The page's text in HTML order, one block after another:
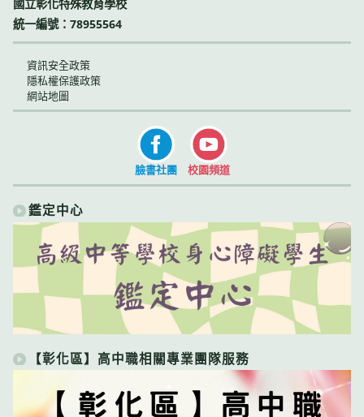
國立彰化特殊教育學校
統一編號：78955564
資訊安全政策
隱私權保護政策
網站地圖
臉書社團 校園頻道
鑑定中心
【彰化區】高中職相關專業團隊服務